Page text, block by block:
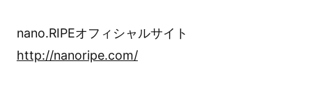
nano.RIPEオフィシャルサイト
http://nanoripe.com/